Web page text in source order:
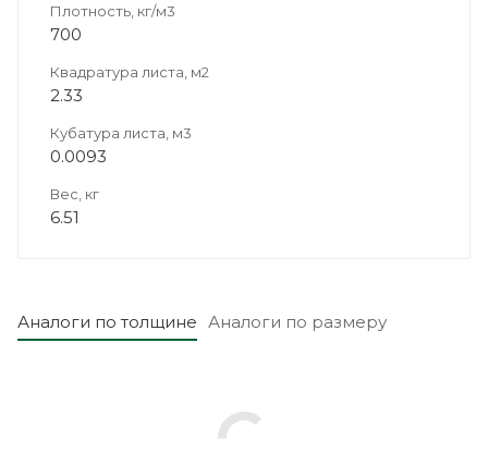
Плотность, кг/м3
700
Квадратура листа, м2
2.33
Кубатура листа, м3
0.0093
Вес, кг
6.51
Аналоги по толщине Аналоги по размеру